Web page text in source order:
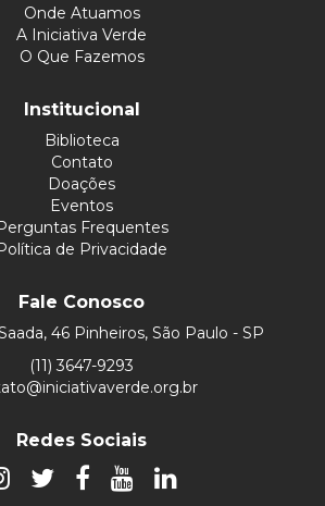
Onde Atuamos
A Iniciativa Verde
O Que Fazemos
Institucional
Biblioteca
Contato
Doações
Eventos
Frequentes
de Privacidade
Fale Conosco
46 Pinheiros, São Paulo - SP
(11) 3647-9293
Redes Sociais